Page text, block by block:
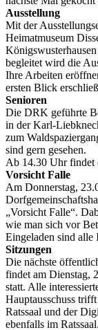
Ausstellung
Mit der
Heimatmuseum
begleitet wird die
Ihre Arbeiten
ersten Blick
Senioren
Die DRK geführte
in der Karl-
zum
sind gern gesehen.
Ab 14.30 Uhr findet
Vorsicht Falle
Am Donnerstag,
„Vorsicht Falle“.
wie man sich vor
Eingeladen sind alle
Sitzungen
Die nächste
findet am Dienstag,
statt. Alle
Hauptausschuss
Ratssaal und der
ebenfalls im Ratssaal.